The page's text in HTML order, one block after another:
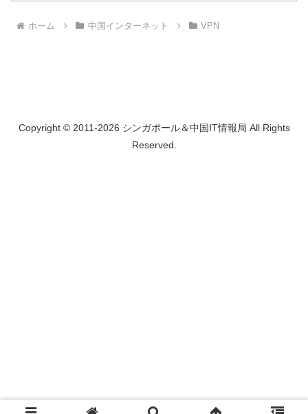
ホーム 中国インターネット VPN
Copyright © 2011-2026 シンガポール＆中国IT情報局 All Rights
Reserved.